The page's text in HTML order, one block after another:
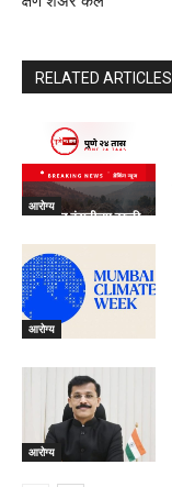
RELATED ARTICLES
आरोग्य
आरोग्य
आरोग्य